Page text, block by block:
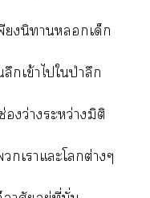
ยงนิทานเด็ก
กเข้าไใป่าลึก
งว่างระหว่างมิติ
เาแะโต่างๆ